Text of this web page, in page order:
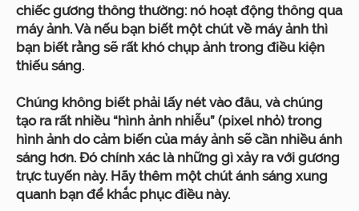
chiếc gương thông thường: nó hoạt động thông qua
máy ảnh. Và nếu bạn biết một chút về máy ảnh thì
bạn biết rằng sẽ rất khó chụp ảnh trong điều kiện
thiếu sáng.
Chúng không biết phải lấy nét vào đâu, và chúng
tạo ra rất nhiều “hình ảnh nhiễu” (pixel nhỏ) trong
hình ảnh do cảm biến của máy ảnh sẽ cần nhiều ánh
sáng hơn. Đó chính xác là những gì xảy ra với gương
trực tuyến này. Hãy thêm một chút ánh sáng xung
quanh bạn để khắc phục điều này.